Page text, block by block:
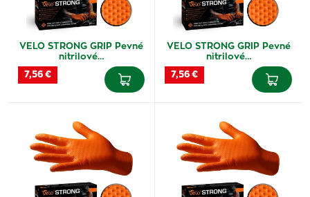
VELO STRONG GRIP Pevné
nitrilové…
7,56 €
VELO STRONG GRIP Pevné
nitrilové…
7,56 €